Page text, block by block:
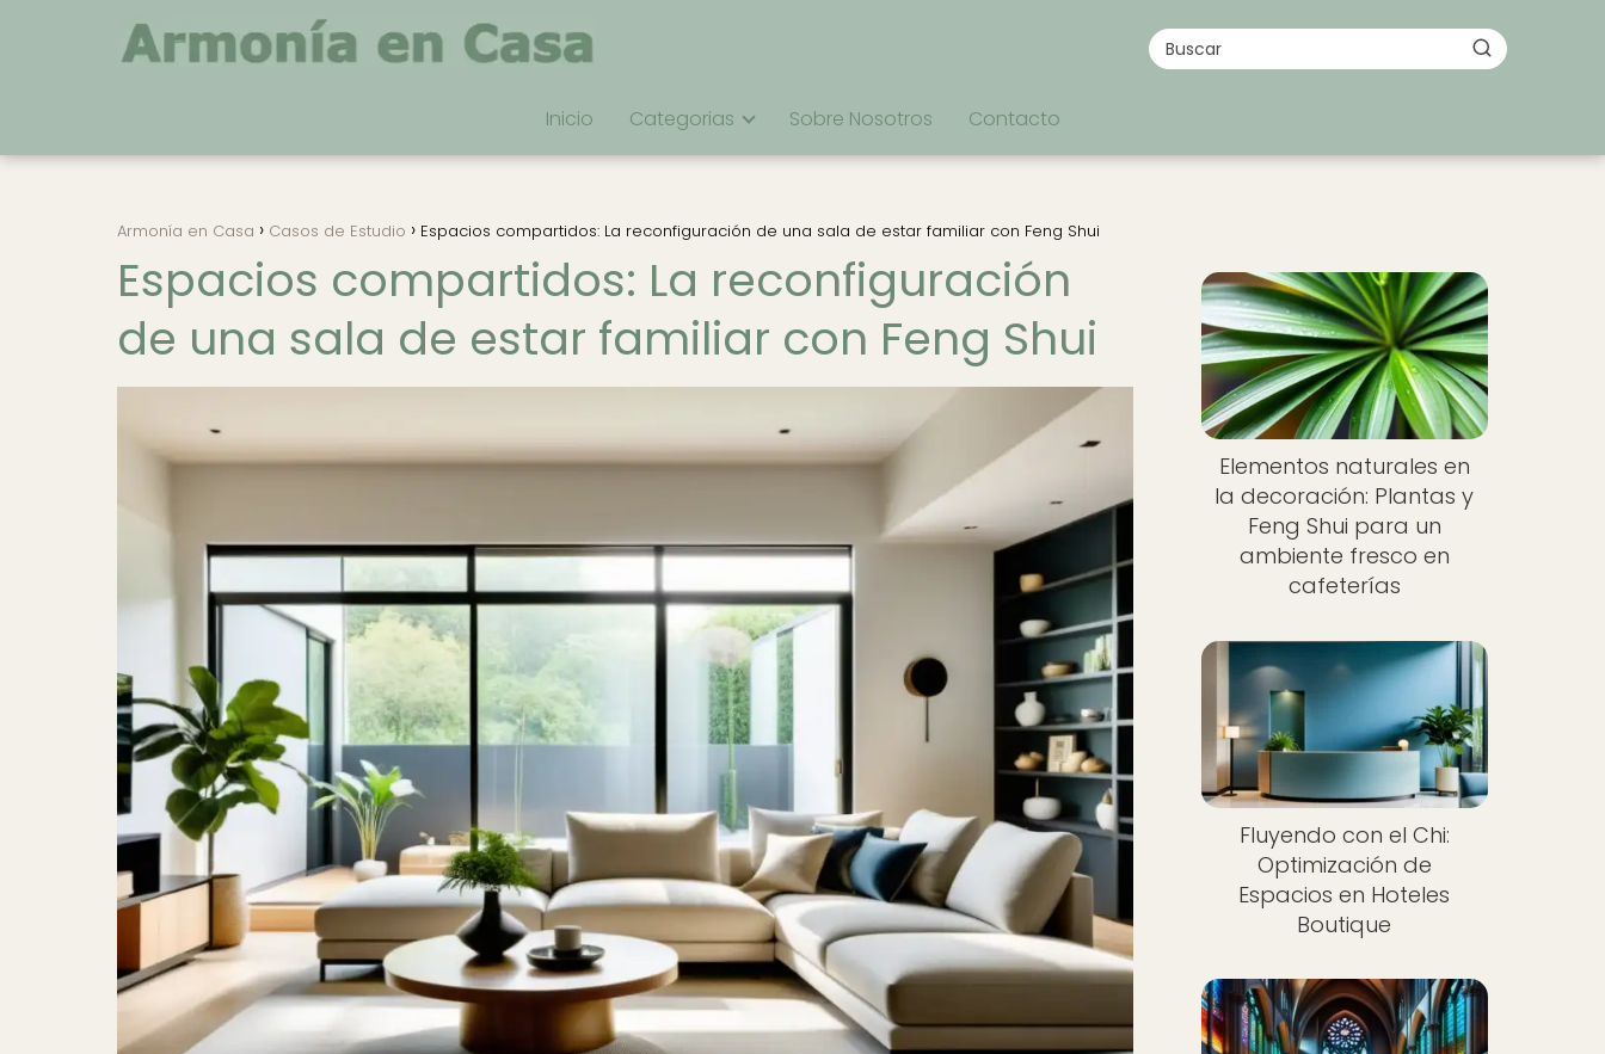
Inicio Categorias Sobre Nosotros Contacto
Armonía en Casa Casos de Estudio Espacios compartidos: La reconfiguración de una sala de estar familiar con Feng Shui
Espacios compartidos: La reconfiguración
de una sala de estar familiar con Feng Shui
Elementos naturales en
la decoración: Plantas y
Feng Shui para un
ambiente fresco en
cafeterías
Fluyendo con el Chi:
Optimización de
Espacios en Hoteles
Boutique